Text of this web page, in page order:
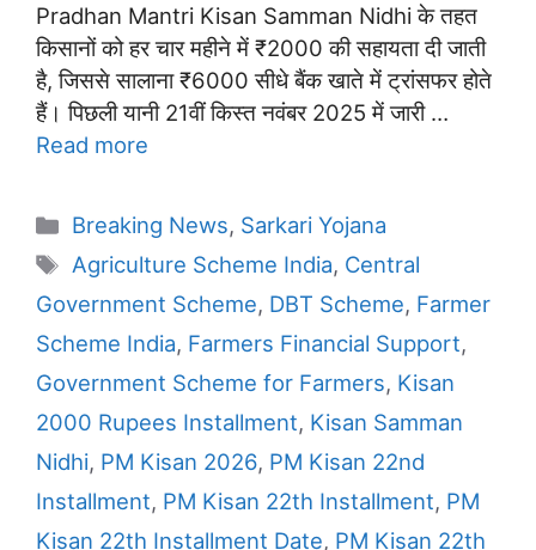
Pradhan Mantri Kisan Samman Nidhi के तहत
किसानों को हर चार महीने में ₹2000 की सहायता दी जाती
है, जिससे सालाना ₹6000 सीधे बैंक खाते में ट्रांसफर होते
हैं। पिछली यानी 21वीं किस्त नवंबर 2025 में जारी …
Read more
Categories
Breaking News, Sarkari Yojana
Tags
Agriculture Scheme India, Central
Government Scheme, DBT Scheme, Farmer
Scheme India, Farmers Financial Support,
Government Scheme for Farmers, Kisan
2000 Rupees Installment, Kisan Samman
Nidhi, PM Kisan 2026, PM Kisan 22nd
Installment, PM Kisan 22th Installment, PM
Kisan 22th Installment Date, PM Kisan 22th